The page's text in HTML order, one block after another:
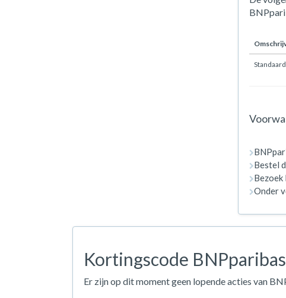
Standaard
Bestel
Onder
Kortingscode
Er zijn op dit moment geen lopende acties van